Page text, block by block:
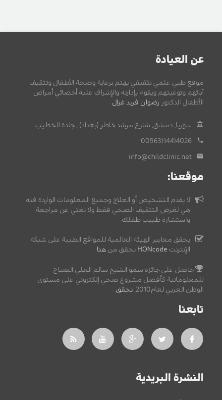
عن العيادة
موقع طبي علمي تثقيفي يهتم برعاية وصحة الأطفال وتثقيف
آبائهم وتوعيتهم ويقوم بإدارته والإشراف عليه أخصائي أمراض
الأطفال الدكتور رضوان فريد غزال
سوريا, دمشق, شارع مرشد خاطر (بغداد) , جادة الخطيب.
00963114414026
info@childclinic.net
موقعنا:
لا يقدم التشخيص أو العلاج وجميع المعلومات الواردة فيه
هي لغرض التثقيف الصحي فقط ولا تغني عن مراجعة
واستشارة طبيب طفلك.
يحقق معايير الهيئة العالمية للمواقع الطبية على شبكة
الإنترنت HONcode تحقق من هنا
حاصل على جائزة سمو الشيخ سالم العلي الصباح
للمعلوماتية كأفضل مشروع صحي إلكتروني على مستوى
الوطن العربي لعام2010,
تحقق
تابعنا
النشرة البريدية